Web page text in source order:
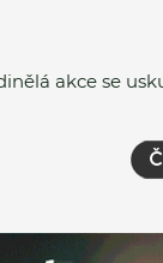
akce se